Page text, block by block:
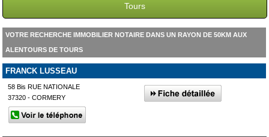
Tours
VOTRE RECHERCHE IMMOBILIER NOTAIRE DANS UN RAYON DE 50KM AUX
ALENTOURS DE TOURS
FRANCK LUSSEAU
58 Bis RUE NATIONALE
37320 - CORMERY